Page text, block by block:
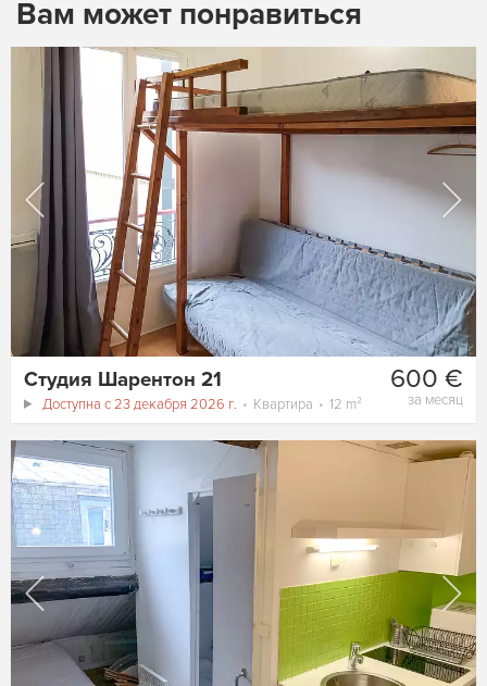
Вам может понравиться
600 €
за месяц
Студия Шарентон 21
Доступна с 23 декабря 2026 г. Квартира 12 m²